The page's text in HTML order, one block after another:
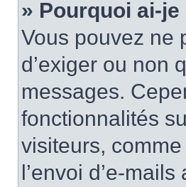
» Pourquoi ai-
Vous pouvez ne
d’exiger ou non
messages.
fonctionnalités
visiteurs,
l’envoi d’e-